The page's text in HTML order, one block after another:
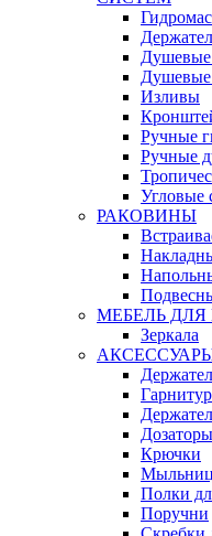
Изливы
Ручные
Ручные
Угловые
РАКОВИНЫ
МЕБЕЛЬ
Зеркала
Крючки
Полки
Поручни